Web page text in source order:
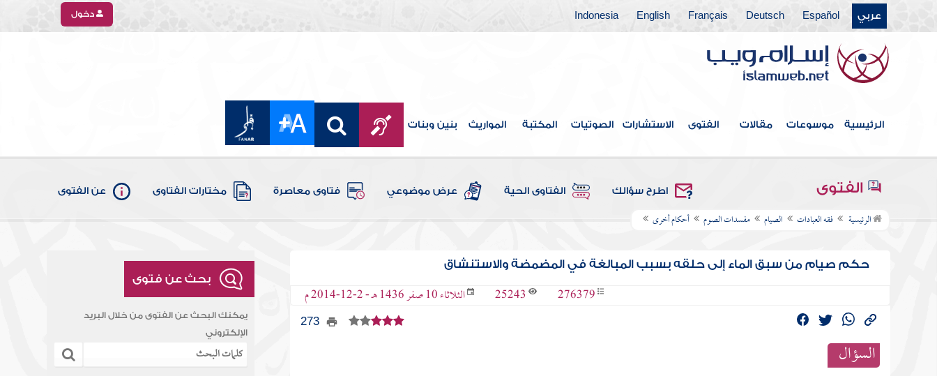
عربي Español
Deutsch
Français
English
Indonesia دخول
الرئيسية موسوعات مقالات الفتوى الاستشارات الصوتيات المكتبة المواريث بنين وبنات
الفتوى اطرح سؤالك الفتاوى الحية عرض موضوعي فتاوى معاصرة مختارات الفتاوى عن الفتوى
الرئيسية فقه العبادات الصيام مفسدات الصوم أحكام أخرى
حكم صيام من سبق الماء إلى حلقه بسبب المبالغة في المضمضة والاستنشاق
276379
25243 الثلاثاء 10 صفر 1436 هـ - 2-12-2014 م
273
السؤال
بحث عن فتوى
يمكنك البحث عن الفتوى من خلال البريد
الإلكتروني